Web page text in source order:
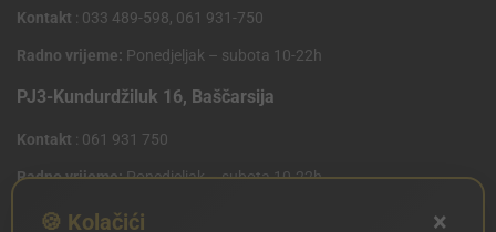
Kontakt : 033 489-598, 061 931-750
Radno vrijeme: Ponedjeljak – subota 10-22h
PJ3-Kundurdžiluk 16, Baščarsija
Kontakt : 061 931 750
Radno vrijeme:Ponedjeljak – subota 10-22h
PJ4 West Gate,Mostarsko raskrsce 10 (Penny Plus
🍪 Kolačići ×